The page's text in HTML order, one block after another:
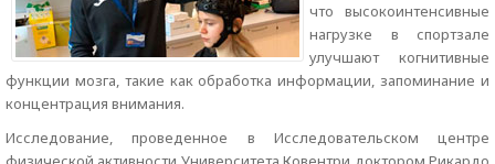
что высокоинтенсивные
нагрузке в спортзале
улучшают когнитивные
функции мозга, такие как обработка информации, запоминание и
концентрация внимания.
Исследование, проведенное в Исследовательском центре